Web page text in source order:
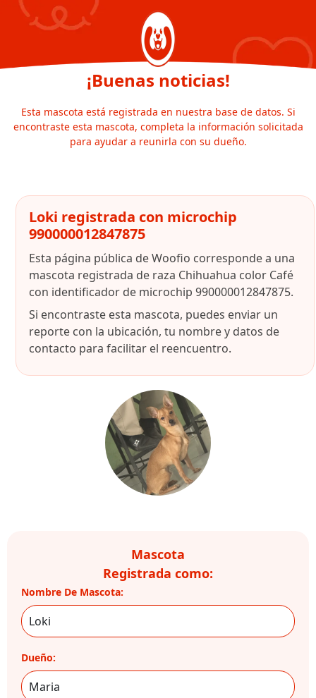
¡Buenas noticias!
Esta mascota está registrada en nuestra base de datos. Si
encontraste esta mascota, completa la información solicitada
para ayudar a reunirla con su dueño.
Loki registrada con microchip
990000012847875
Esta página pública de Woofio corresponde a una
mascota registrada de raza Chihuahua color Café
con identificador de microchip 990000012847875.
Si encontraste esta mascota, puedes enviar un
reporte con la ubicación, tu nombre y datos de
contacto para facilitar el reencuentro.
Mascota
Registrada como:
Nombre De Mascota:
Dueño: